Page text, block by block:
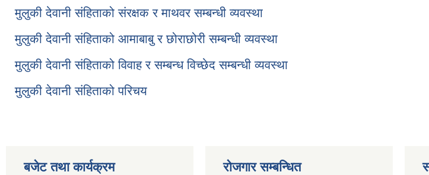
मुलुकी देवानी संहिताको संरक्षक र माथवर सम्बन्धी व्यवस्था
मुलुकी देवानी संहिताको आमाबाबु र छोराछोरी सम्बन्धी व्यवस्था
मुलुकी देवानी संहिताको विवाह र सम्बन्ध विच्छेद सम्बन्धी व्यवस्था
मुलुकी देवानी संहिताको परिचय
बजेट तथा कार्यक्रम रोजगार सम्बन्धित